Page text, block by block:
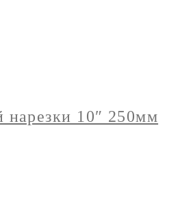
нарезки 10″ 250мм